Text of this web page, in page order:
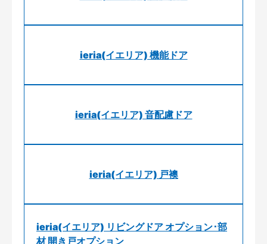
ieria(イエリア) 機能ドア
ieria(イエリア) 音配慮ドア
ieria(イエリア) 戸襖
ieria(イエリア) リビングドア オプション･部
材 開き戸オプション